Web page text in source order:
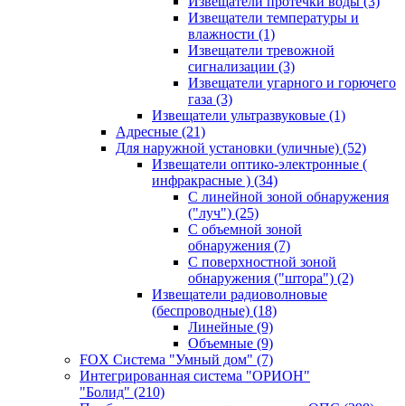
Извещатели температуры и
влажности (1)
Извещатели тревожной
сигнализации (3)
Извещатели угарного и горючего
газа (3)
Извещатели ультразвуковые (1)
Адресные (21)
Для наружной установки (уличные) (52)
Извещатели оптико-электронные (
инфракрасные ) (34)
С линейной зоной обнаружения
("луч") (25)
С объемной зоной
обнаружения (7)
С поверхностной зоной
обнаружения ("штора") (2)
Извещатели радиоволновые
(беспроводные) (18)
Линейные (9)
Объемные (9)
FOX Система "Умный дом" (7)
Интегрированная система "ОРИОН"
"Болид" (210)